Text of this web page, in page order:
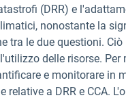
(DRR) e
nonostante la
tra le due questioni. Ciò
delle risorse. Per
e monitorare in
relative a DRR e CCA.